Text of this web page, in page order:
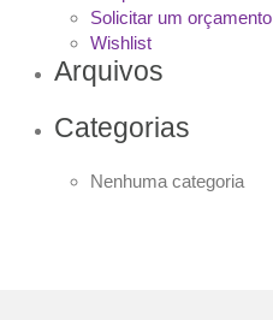
Solicitar um orçamento
Wishlist
Arquivos
Categorias
Nenhuma categoria